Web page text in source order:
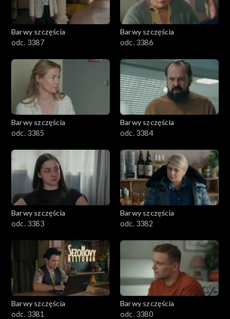
2401–2500
2301–2400
2201–2300
2101–2200
2001–2100
1801–1900
1701–1800
1601–1700
1501–1600
1401–1500
1301–1400
Barwy szczęścia
odc. 3387
Barwy szczęścia
odc. 3386
Barwy szczęścia
odc. 3385
Barwy szczęścia
odc. 3384
Barwy szczęścia
odc. 3383
Barwy szczęścia
odc. 3382
Barwy szczęścia
odc. 3381
Barwy szczęścia
odc. 3380